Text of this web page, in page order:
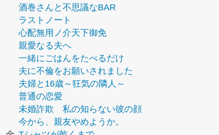
酒巻さんと不思議なBAR
ラストノート
心配無用ノ介天下御免
親愛なる夫へ
一緒にごはんをたべるだけ
夫に不倫をお願いされました
夫婦と16歳～狂気の隣人～
普通の恋愛
未婚詐欺 私の知らない彼の顔
今から、親友やめようか。